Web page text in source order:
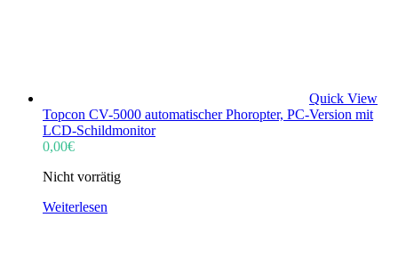
Quick View
Topcon CV-5000 automatischer Phoropter, PC-Version mit
LCD-Schildmonitor
0,00€
Nicht vorrätig
Weiterlesen